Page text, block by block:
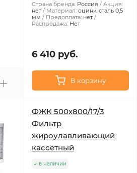
Страна бренда: Россия
Акция:
нет
Материал: оцинк. сталь 0,5
мм
Предоплата: нет
Распродажа: Нет
6 410 руб.
В корзину
ФЖК 500х800/17/3
Фильтр
жироулавливающий
кассетный
в наличии